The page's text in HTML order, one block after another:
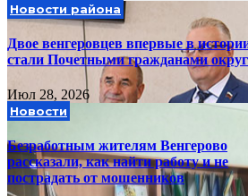
Новости района
Двое венгеровцев впервые в
стали Почетными гражданами
Июл 28, 2026
Новости
Безработным жителям Венгерово
рассказали, как найти работу и не
пострадать от мошенников